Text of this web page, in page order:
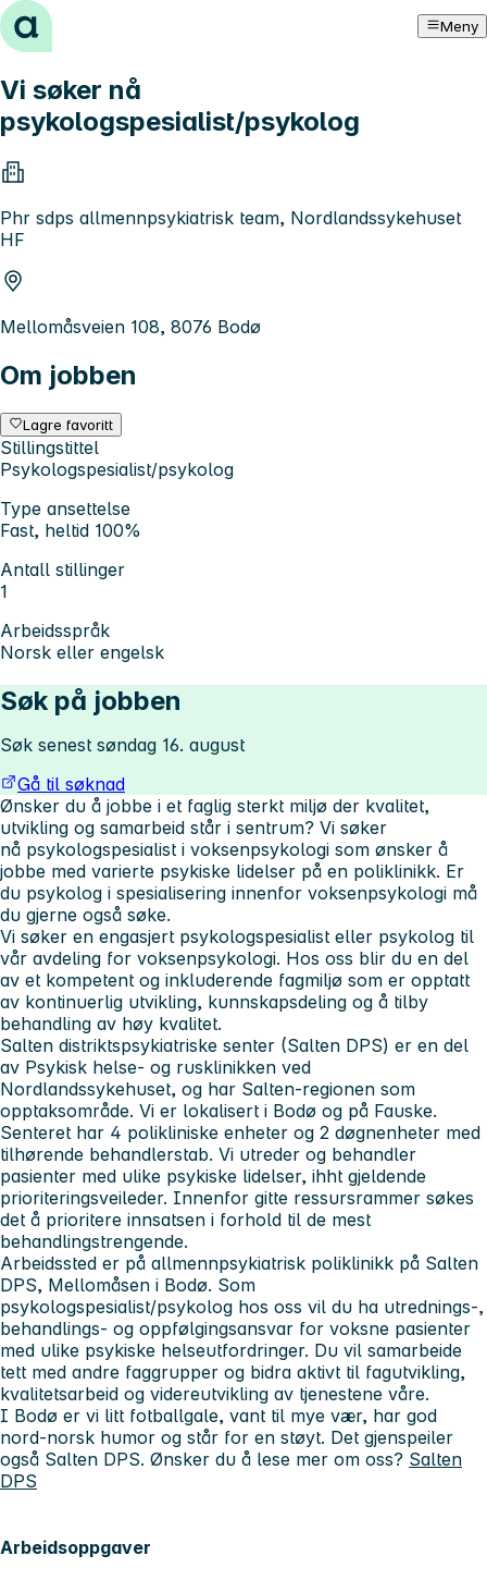
Hopp til innhold Meny
Vi søker nå
psykologspesialist/psykolog
Phr sdps allmennpsykiatrisk team, Nordlandssykehuset
HF
Mellomåsveien 108, 8076 Bodø
Om jobben
Lagre favoritt
Stillingstittel
Psykologspesialist/psykolog
Type ansettelse
Fast, heltid 100%
Antall stillinger
1
Arbeidsspråk
Norsk eller engelsk
Søk på jobben
Søk senest søndag 16. august
Gå til søknad
Ønsker du å jobbe i et faglig sterkt miljø der kvalitet,
utvikling og samarbeid står i sentrum? Vi søker
nå psykologspesialist i voksenpsykologi som ønsker å
jobbe med varierte psykiske lidelser på en poliklinikk. Er
du psykolog i spesialisering innenfor voksenpsykologi må
du gjerne også søke.
Vi søker en engasjert psykologspesialist eller psykolog til
vår avdeling for voksenpsykologi. Hos oss blir du en del
av et kompetent og inkluderende fagmiljø som er opptatt
av kontinuerlig utvikling, kunnskapsdeling og å tilby
behandling av høy kvalitet.
Salten distriktspsykiatriske senter (Salten DPS) er en del
av Psykisk helse- og rusklinikken ved
Nordlandssykehuset, og har Salten-regionen som
opptaksområde. Vi er lokalisert i Bodø og på Fauske.
Senteret har 4 polikliniske enheter og 2 døgnenheter med
tilhørende behandlerstab. Vi utreder og behandler
pasienter med ulike psykiske lidelser, ihht gjeldende
prioriteringsveileder. Innenfor gitte ressursrammer søkes
det å prioritere innsatsen i forhold til de mest
behandlingstrengende.
Arbeidssted er på allmennpsykiatrisk poliklinikk på Salten
DPS, Mellomåsen i Bodø. Som
psykologspesialist/psykolog hos oss vil du ha utrednings-,
behandlings- og oppfølgingsansvar for voksne pasienter
med ulike psykiske helseutfordringer. Du vil samarbeide
tett med andre faggrupper og bidra aktivt til fagutvikling,
kvalitetsarbeid og videreutvikling av tjenestene våre.
I Bodø er vi litt fotballgale, vant til mye vær, har god
nord-norsk humor og står for en støyt. Det gjenspeiler
også Salten DPS. Ønsker du å lese mer om oss? Salten
DPS
Arbeidsoppgaver